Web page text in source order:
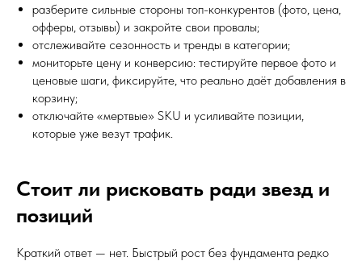
разберите сильные стороны топ-конкурентов (фото, цена,
офферы, отзывы) и закройте свои провалы;
отслеживайте сезонность и тренды в категории;
мониторьте цену и конверсию: тестируйте первое фото и
ценовые шаги, фиксируйте, что реально даёт добавления в
корзину;
отключайте «мертвые» SKU и усиливайте позиции,
которые уже везут трафик.
Стоит ли рисковать ради звезд и
позиций
Краткий ответ — нет. Быстрый рост без фундамента редко